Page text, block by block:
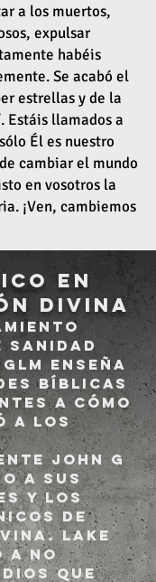
a los muertos,
expulsar
habéis
Se acabó el
estrellas y de la
Estáis llamados a
Él es nuestro
cambiar el mundo
en vosotros la
¡Ven, cambiemos
en
divina
sanidad
enseña
bíblicas
a cómo
a los
John G
a sus
y los
de
Lake
a no
que